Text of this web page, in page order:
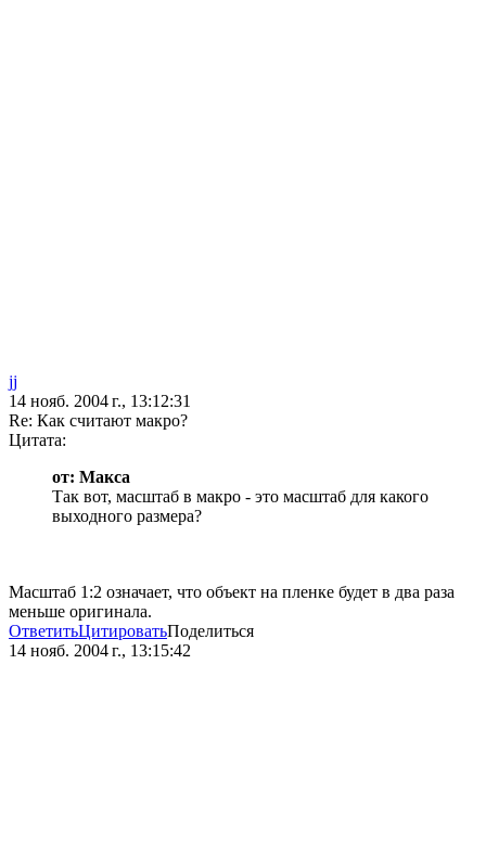
jj
14 нояб. 2004 г., 13:12:31
Re: Как считают макро?
Цитата:
от: Макса
Так вот, масштаб в макро - это масштаб для какого
выходного размера?
Масштаб 1:2 означает, что объект на пленке будет в два раза
меньше оригинала.
ОтветитьЦитироватьПоделиться
14 нояб. 2004 г., 13:15:42